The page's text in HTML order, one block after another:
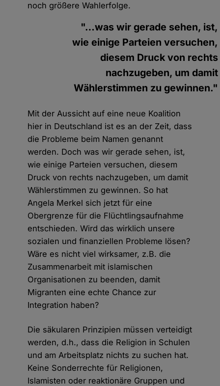
noch größere Wahlerfolge.
"…was wir gerade sehen, ist,
wie einige Parteien versuchen,
diesem Druck von rechts
nachzugeben, um damit
Wählerstimmen zu gewinnen."
Mit der Aussicht auf eine neue Koalition
hier in Deutschland ist es an der Zeit, dass
die Probleme beim Namen genannt
werden. Doch was wir gerade sehen, ist,
wie einige Parteien versuchen, diesem
Druck von rechts nachzugeben, um damit
Wählerstimmen zu gewinnen. So hat
Angela Merkel sich jetzt für eine
Obergrenze für die Flüchtlingsaufnahme
entschieden. Wird das wirklich unsere
sozialen und finanziellen Probleme lösen?
Wäre es nicht viel wirksamer, z.B. die
Zusammenarbeit mit islamischen
Organisationen zu beenden, damit
Migranten eine echte Chance zur
Integration haben?
Die säkularen Prinzipien müssen verteidigt
werden, d.h., dass die Religion in Schulen
und am Arbeitsplatz nichts zu suchen hat.
Keine Sonderrechte für Religionen,
Islamisten oder reaktionäre Gruppen und